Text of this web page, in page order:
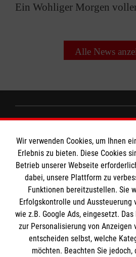
Ein Wohliger Morgen
Alle News
Impressum
Datenschutz
Kontakt
Die Malteser
Malteser in Deutschland
Malteserorden
Sharepoint
Spendenkonto
Wir verwenden Cookies, um Ihnen
Erlebnis zu bieten. Diese Cookies
Betrieb unserer Webseite
dabei, unsere Plattform zu
Funktionen bereitzustellen. Sie
Erfolgskontrolle und Aussteuerung
wie z.B. Google Ads, eingesetzt.
zur Personalisierung von Anzeigen
entscheiden selbst, welche
möchten. Beachten Sie